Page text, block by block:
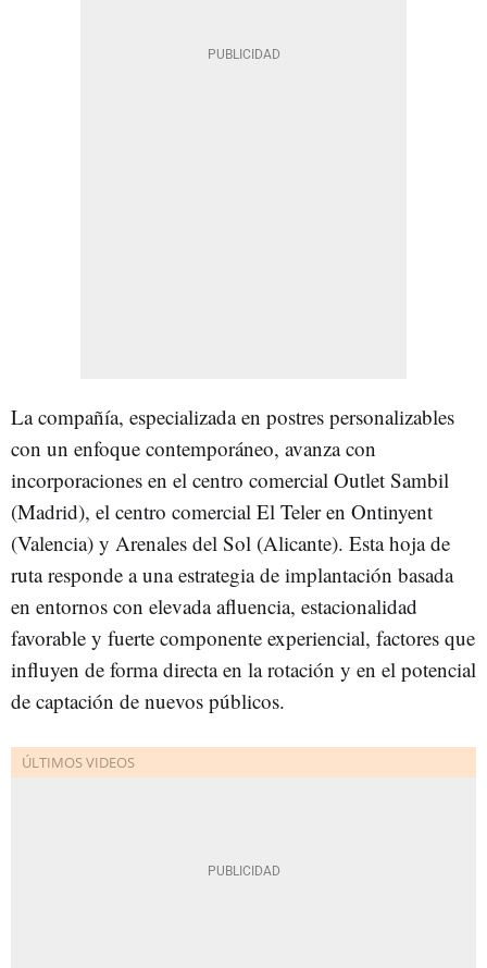
La compañía, especializada en postres personalizables
con un enfoque contemporáneo, avanza con
incorporaciones en el centro comercial Outlet Sambil
(Madrid), el centro comercial El Teler en Ontinyent
(Valencia) y Arenales del Sol (Alicante). Esta hoja de
ruta responde a una estrategia de implantación basada
en entornos con elevada afluencia, estacionalidad
favorable y fuerte componente experiencial, factores que
influyen de forma directa en la rotación y en el potencial
de captación de nuevos públicos.